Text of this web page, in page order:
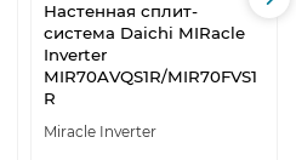
Настенная сплит-
система Daichi MIRacle
Inverter
MIR70AVQS1R/MIR70FVS1
R
Miracle Inverter